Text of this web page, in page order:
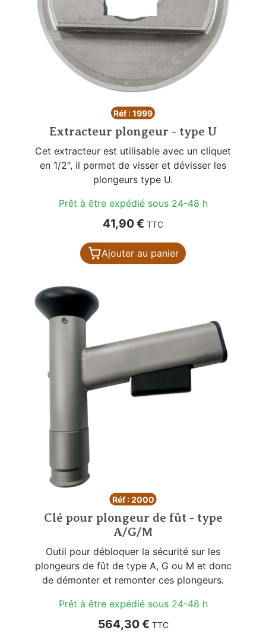
Réf : 1999
Extracteur plongeur - type U
Cet extracteur est utilisable avec un cliquet
en 1/2", il permet de visser et dévisser les
plongeurs type U.
Prêt à être expédié sous 24-48 h
Prix
41,90 € TTC
Ajouter au panier
Réf : 2000
Clé pour plongeur de fût - type
A/G/M
Outil pour débloquer la sécurité sur les
plongeurs de fût de type A, G ou M et donc
de démonter et remonter ces plongeurs.
Prêt à être expédié sous 24-48 h
Prix
564,30 € TTC